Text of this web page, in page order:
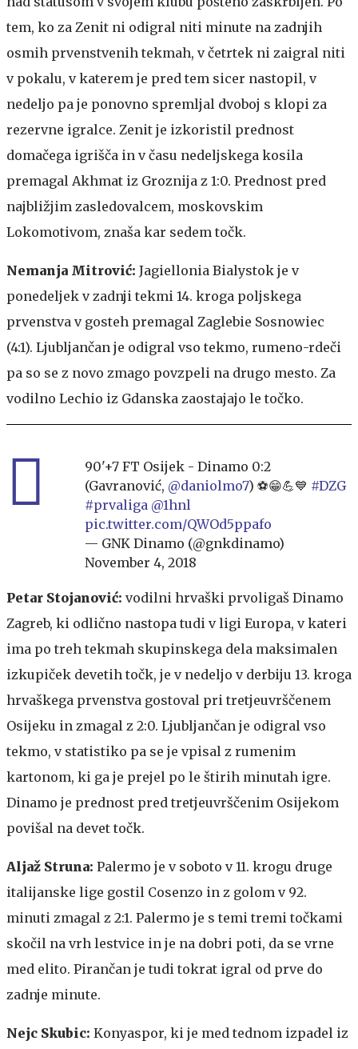
tem, ko za Zenit ni odigral niti minute na zadnjih
osmih prvenstvenih tekmah, v četrtek ni zaigral niti
v pokalu, v katerem je pred tem sicer nastopil, v
nedeljo pa je ponovno spremljal dvoboj s klopi za
rezervne igralce. Zenit je izkoristil prednost
domačega igrišča in v času nedeljskega kosila
premagal Akhmat iz Groznija z 1:0. Prednost pred
najbližjim zasledovalcem, moskovskim
Lokomotivom, znaša kar sedem točk.
Nemanja Mitrović: Jagiellonia Bialystok je v
ponedeljek v zadnji tekmi 14. kroga poljskega
prvenstva v gosteh premagal Zaglebie Sosnowiec
(4:1). Ljubljančan je odigral vso tekmo, rumeno-rdeči
pa so se z novo zmago povzpeli na drugo mesto. Za
vodilno Lechio iz Gdanska zaostajajo le točko.
90'+7 FT Osijek - Dinamo 0:2
(Gavranović, @daniolmo7) ⚽️😁💪💙 #DZG
#prvaliga @1hnl
pic.twitter.com/QWOd5ppafo
— GNK Dinamo (@gnkdinamo)
November 4, 2018
Petar Stojanović: vodilni hrvaški prvoligaš Dinamo
Zagreb, ki odlično nastopa tudi v ligi Europa, v kateri
ima po treh tekmah skupinskega dela maksimalen
izkupiček devetih točk, je v nedeljo v derbiju 13. kroga
hrvaškega prvenstva gostoval pri tretjeuvrščenem
Osijeku in zmagal z 2:0. Ljubljančan je odigral vso
tekmo, v statistiko pa se je vpisal z rumenim
kartonom, ki ga je prejel po le štirih minutah igre.
Dinamo je prednost pred tretjeuvrščenim Osijekom
povišal na devet točk.
Aljaž Struna: Palermo je v soboto v 11. krogu druge
italijanske lige gostil Cosenzo in z golom v 92.
minuti zmagal z 2:1. Palermo je s temi tremi točkami
skočil na vrh lestvice in je na dobri poti, da se vrne
med elito. Pirančan je tudi tokrat igral od prve do
zadnje minute.
Nejc Skubic: Konyaspor, ki je med tednom izpadel iz